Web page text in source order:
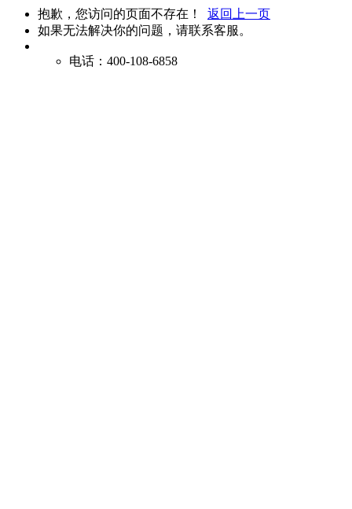
抱歉，您访问的页面不存在！ 返回上一页
如果无法解决你的问题，请联系客服。
电话：400-108-6858